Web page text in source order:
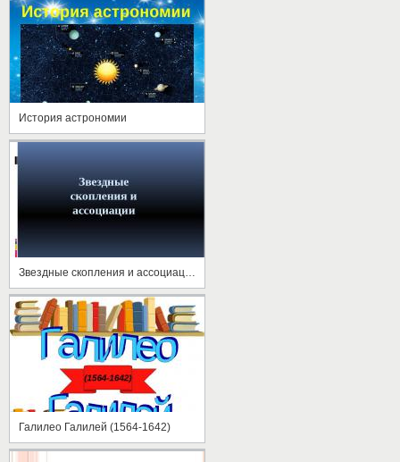
История астрономии
Галилео Галилей (1564-1642)